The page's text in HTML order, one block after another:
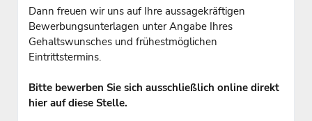
Dann freuen wir uns auf Ihre aussagekräftigen
Bewerbungsunterlagen unter Angabe Ihres
Gehaltswunsches und frühestmöglichen
Eintrittstermins.
Bitte bewerben Sie sich ausschließlich online direkt
hier auf diese Stelle.